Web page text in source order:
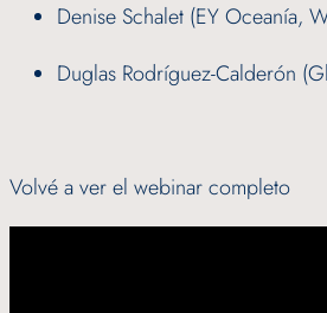
Denise Schalet (EY Oceanía,
Duglas Rodríguez-Calderón
Volvé a ver el webinar completo